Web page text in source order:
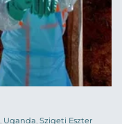
, Uganda, Szigeti Eszter